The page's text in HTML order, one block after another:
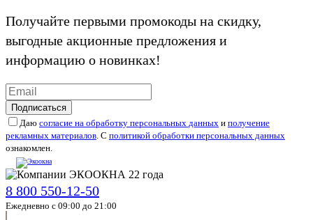
Получайте первыми промокоды на скидку,
выгодные акционные предложения и
информацию о новинках!
Подписаться
Даю согласие на обработку персональных данных и получение
рекламных материалов. С политикой обработки персональных данных
ознакомлен.
8 800 550-12-50
Ежедневно с 09:00 до 21:00